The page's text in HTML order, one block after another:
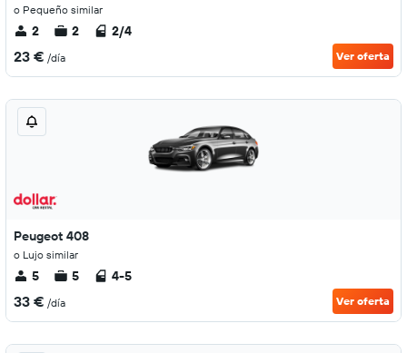
o Pequeño similar
2 2 2/4
23 € /día Ver oferta
Peugeot 408
o Lujo similar
5 5 4-5
33 € /día Ver oferta